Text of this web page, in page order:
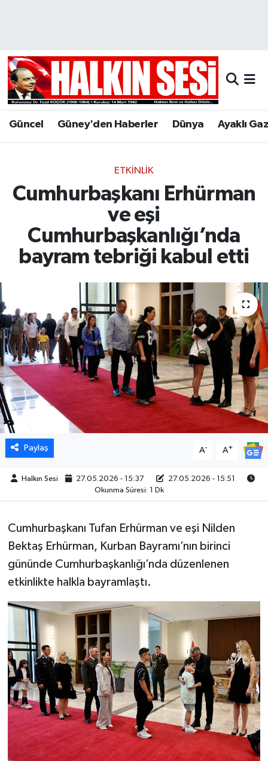
Güncel Güney'den Haberler Dünya Ayaklı
ETKINLIK
Cumhurbaşkanı Erhürman
ve eşi
Cumhurbaşkanlığı’nda
bayram tebriği kabul etti
Paylaş A- A+
Halkın Sesi 27.05.2026 - 15:37
27.05.2026 - 15:51
Okunma Süresi: 1 Dk
Cumhurbaşkanı Tufan Erhürman ve eşi Nilden
Bektaş Erhürman, Kurban Bayramı’nın birinci
gününde Cumhurbaşkanlığı’nda düzenlenen
etkinlikte halkla bayramlaştı.
Hava Durumu
Trafik Durumu
Son Dakika Haberleri
Haber Arşivi